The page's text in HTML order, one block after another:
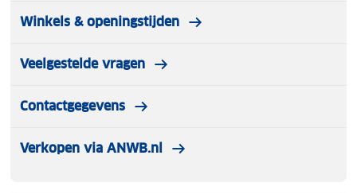
Winkels & openingstijden
Veelgestelde vragen
Contactgegevens
Verkopen via ANWB.nl